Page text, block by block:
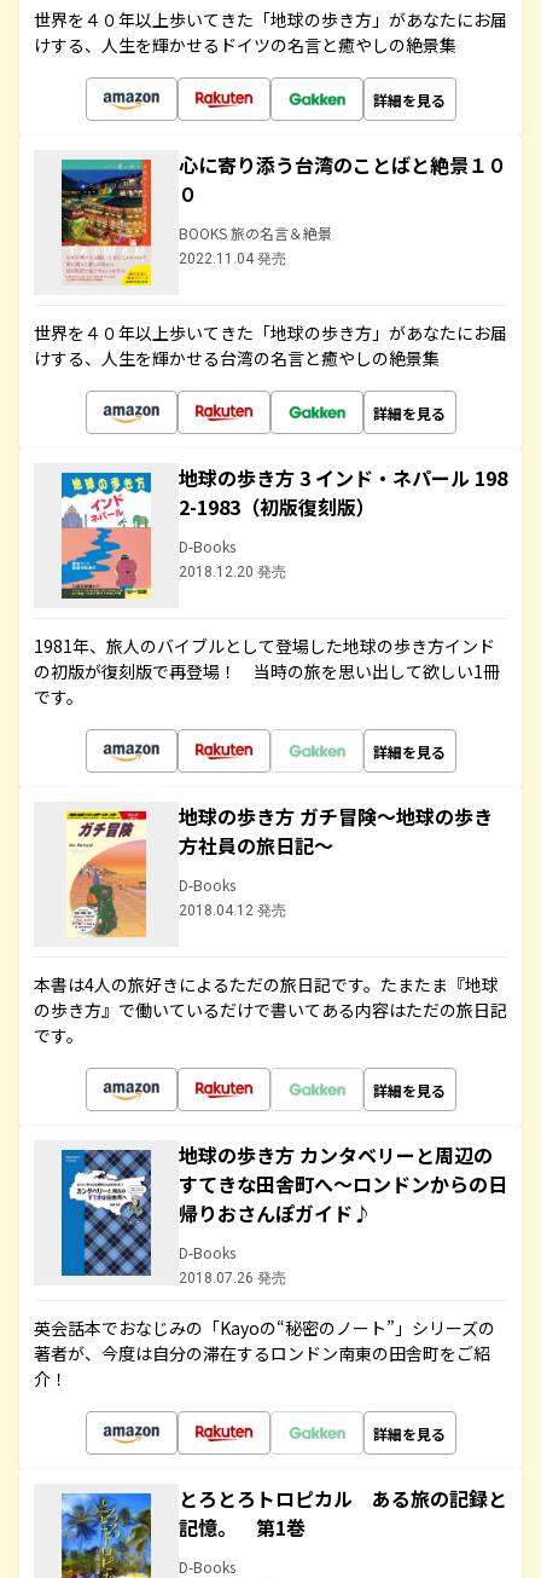
世界を４０年以上歩いてきた「地球の歩き方」があなたにお届
けする、人生を輝かせるドイツの名言と癒やしの絶景集
詳細を見る
心に寄り添う台湾のことばと絶景１０
０
BOOKS 旅の名言＆絶景
2022.11.04 発売
世界を４０年以上歩いてきた「地球の歩き方」があなたにお届
けする、人生を輝かせる台湾の名言と癒やしの絶景集
詳細を見る
地球の歩き方 3 インド・ネパール 198
2-1983（初版復刻版）
D-Books
2018.12.20 発売
1981年、旅人のバイブルとして登場した地球の歩き方インド
の初版が復刻版で再登場！ 当時の旅を思い出して欲しい1冊
です。
詳細を見る
地球の歩き方 ガチ冒険～地球の歩き
方社員の旅日記～
D-Books
2018.04.12 発売
本書は4人の旅好きによるただの旅日記です。たまたま『地球
の歩き方』で働いているだけで書いてある内容はただの旅日記
です。
詳細を見る
地球の歩き方 カンタベリーと周辺の
すてきな田舎町へ～ロンドンからの日
帰りおさんぽガイド♪
D-Books
2018.07.26 発売
英会話本でおなじみの「Kayoの“秘密のノート”」シリーズの
著者が、今度は自分の滞在するロンドン南東の田舎町をご紹
介！
詳細を見る
とろとろトロピカル ある旅の記録と
記憶。 第1巻
D-Books